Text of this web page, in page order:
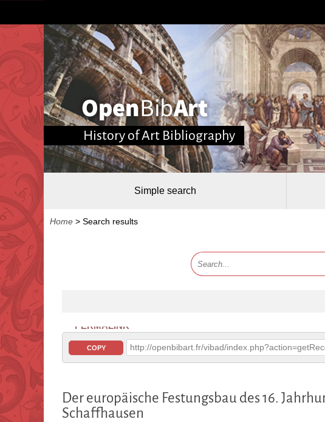
History of Art Bibliography
Simple search
Home > Search results
PERMALINK
COPY http://openbibart.fr/vibad/
Der europäische Festungsbau des 16.
Schaffhausen